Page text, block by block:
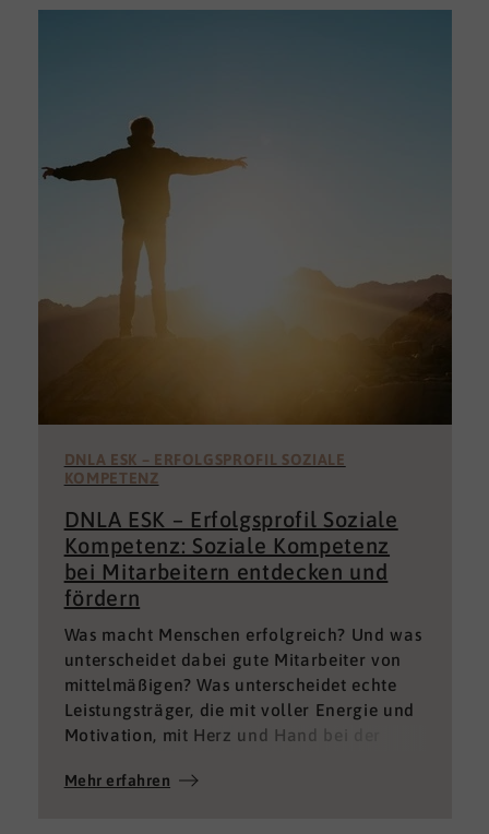
DNLA ESK – ERFOLGSPROFIL SOZIALE
KOMPETENZ
DNLA ESK – Erfolgsprofil Soziale
Kompetenz: Soziale Kompetenz
bei Mitarbeitern entdecken und
fördern
Was macht Menschen erfolgreich? Und was
unterscheidet dabei gute Mitarbeiter von
mittelmäßigen? Was unterscheidet echte
Leistungsträger, die mit voller Energie und
Motivation, mit Herz und Hand bei der
„Job“ machen und von denen, die – aus
Mehr erfahren